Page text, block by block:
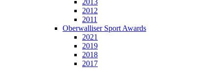
2013
2012
2011
Oberwalliser Sport Awards
2021
2019
2018
2017